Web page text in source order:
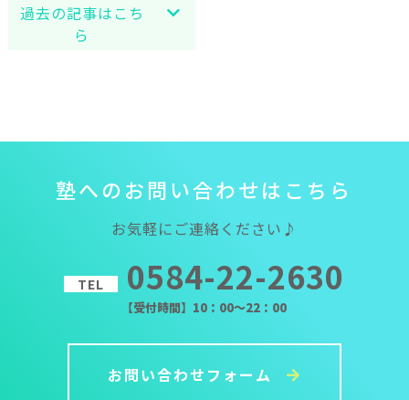
過去の記事はこち
ら
塾への お問い合わせは こ ち ら
お気軽にご連絡ください♪
TEL 0584-22-2630
【受付時間】10：00～22：00
お問い合わせフォーム